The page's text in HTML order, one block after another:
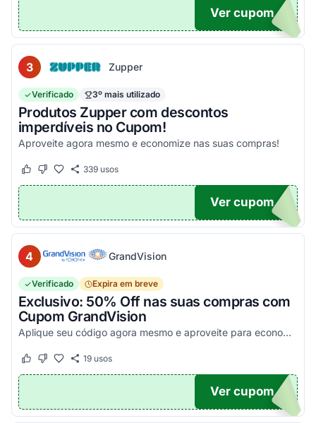
OM25
Ver cupom
3 Zupper
Verificado 3º mais utilizado
Produtos Zupper com descontos
imperdíveis no Cupom!
Aproveite agora mesmo e economize nas suas compras!
Este cupom funcionou
Este cupom não funcionou
339usos
Ver cupom
4 GrandVision
Verificado Expira em breve
Exclusivo: 50% Off nas suas compras com
Cupom GrandVision
Aplique seu código agora mesmo e aproveite para economizar! Válido em par completo (Armação + Lente)!
Este cupom funcionou
Este cupom não funcionou
19usos
OM50
Ver cupom